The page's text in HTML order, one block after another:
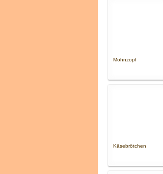
Mohnzopf
Käsebrötchen